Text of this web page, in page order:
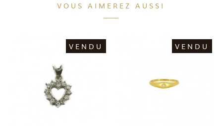
VOUS AIMEREZ AUSSI
VENDU VENDU